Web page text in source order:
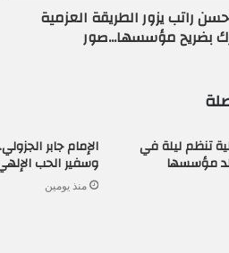
راتب يزور الطريقة العزمية
بضريح مؤسسها...صور
تنظم ليلة في
مؤسسها
الإمام جابر
وسفير الحب
منذ يومين